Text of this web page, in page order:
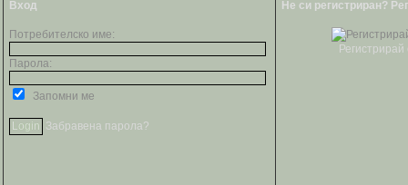
Вход
Потребителско име:
Парола:
Запомни ме
Забравена парола?
Не си регистриран?
Регистрирай